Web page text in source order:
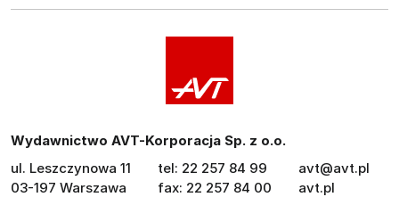
Wydawnictwo AVT-Korporacja Sp. z o.o.
ul. Leszczynowa 11
03-197 Warszawa
tel: 22 257 84 99
fax: 22 257 84 00
avt@avt.pl
avt.pl